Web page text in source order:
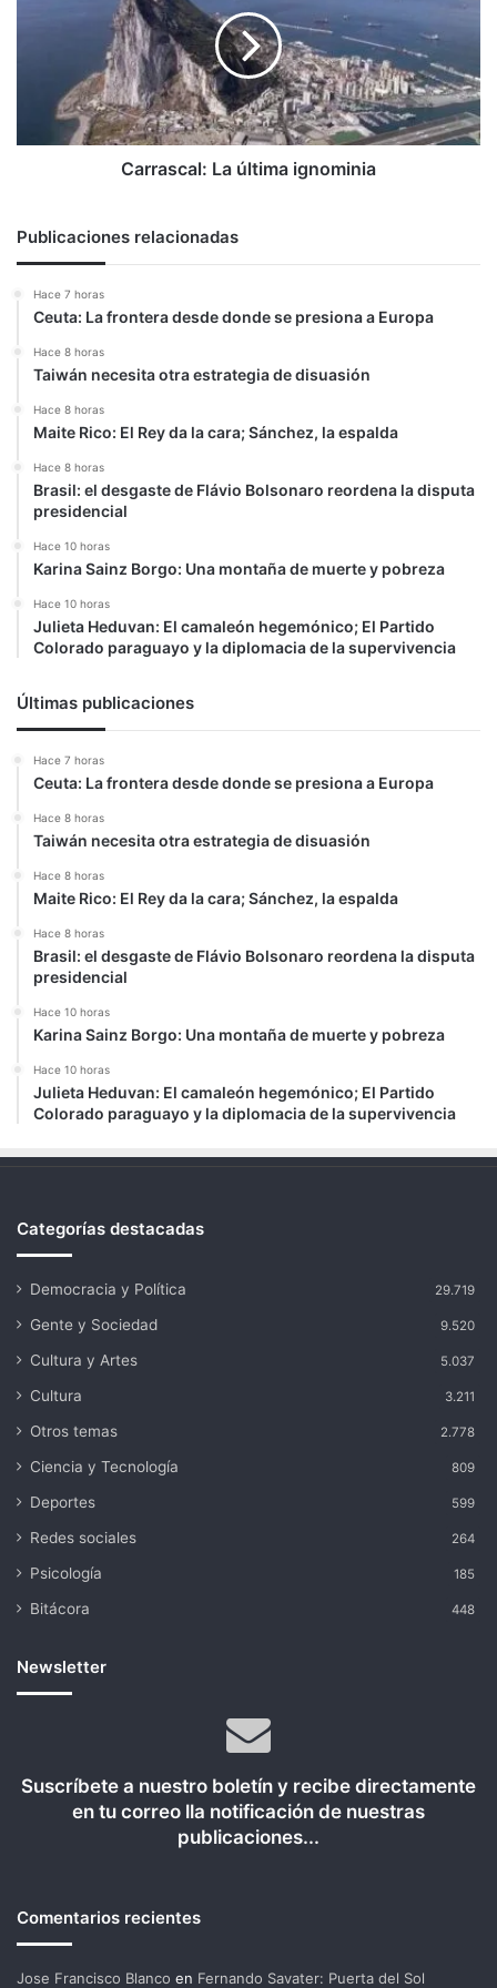
Carrascal: La última ignominia
Publicaciones relacionadas
Hace 7 horas
Ceuta: La frontera desde donde se presiona a Europa
Hace 8 horas
Taiwán necesita otra estrategia de disuasión
Hace 8 horas
Maite Rico: El Rey da la cara; Sánchez, la espalda
Hace 8 horas
Brasil: el desgaste de Flávio Bolsonaro reordena la disputa
presidencial
Hace 10 horas
Karina Sainz Borgo: Una montaña de muerte y pobreza
Hace 10 horas
Julieta Heduvan: El camaleón hegemónico; El Partido
Colorado paraguayo y la diplomacia de la supervivencia
Últimas publicaciones
Hace 7 horas
Ceuta: La frontera desde donde se presiona a Europa
Hace 8 horas
Taiwán necesita otra estrategia de disuasión
Hace 8 horas
Maite Rico: El Rey da la cara; Sánchez, la espalda
Hace 8 horas
Brasil: el desgaste de Flávio Bolsonaro reordena la disputa
presidencial
Hace 10 horas
Karina Sainz Borgo: Una montaña de muerte y pobreza
Hace 10 horas
Julieta Heduvan: El camaleón hegemónico; El Partido
Colorado paraguayo y la diplomacia de la supervivencia
Categorías destacadas
Democracia y Política 29.719
Gente y Sociedad 9.520
Cultura y Artes 5.037
Cultura 3.211
Otros temas 2.778
Ciencia y Tecnología 809
Deportes 599
Redes sociales 264
Psicología 185
Bitácora 448
Newsletter
Suscríbete a nuestro boletín y recibe directamente
en tu correo lla notificación de nuestras
publicaciones...
Comentarios recientes
Jose Francisco Blanco en Fernando Savater: Puerta del Sol